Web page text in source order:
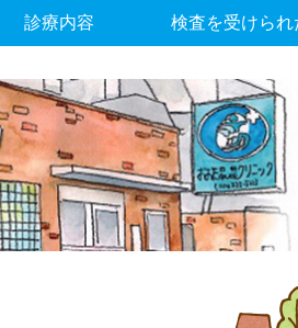
診療内容 検査を受けられ